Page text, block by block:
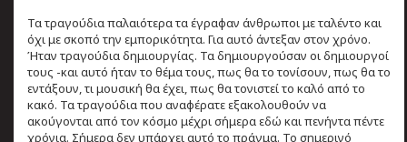
Τα τραγούδια παλαιότερα τα έγραφαν άνθρωποι με ταλέντο και
όχι με σκοπό την εμπορικότητα. Για αυτό άντεξαν στον χρόνο.
Ήταν τραγούδια δημιουργίας. Τα δημιουργούσαν οι δημιουργοί
τους -και αυτό ήταν το θέμα τους, πως θα το τονίσουν, πως θα το
εντάξουν, τι μουσική θα έχει, πως θα τονιστεί το καλό από το
κακό. Τα τραγούδια που αναφέρατε εξακολουθούν να
ακούγονται από τον κόσμο μέχρι σήμερα εδώ και πενήντα πέντε
χρόνια. Σήμερα δεν υπάρχει αυτό το πράγμα. Το σημερινό